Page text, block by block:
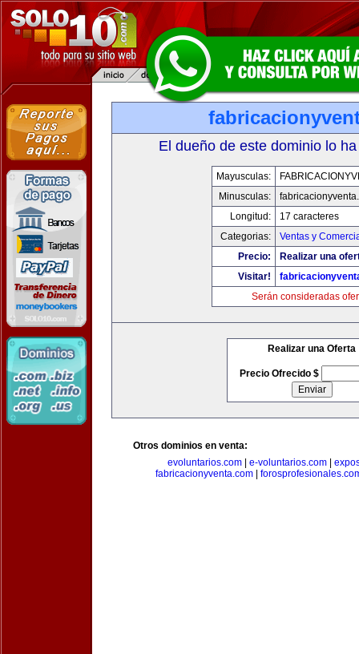
El dueño de este dominio lo
Mayusculas:
Minusculas:
Longitud:
17 caracteres
Categorias:
Ventas y
Precio:
Realizar una
Visitar!
Serán consideradas
Realizar una Oferta
Precio Ofrecido $
Otros dominios en venta:
evoluntarios.com
e-voluntarios.com
fabricacionyventa.com|